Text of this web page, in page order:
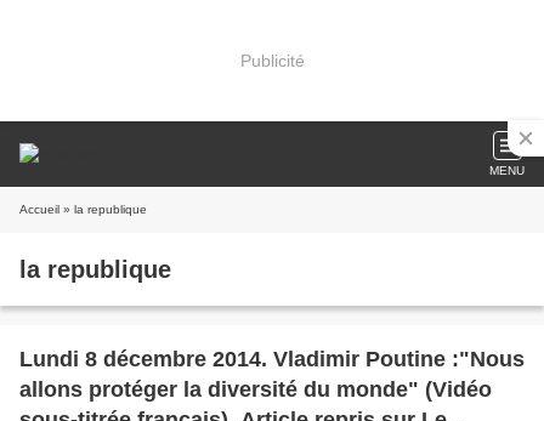
Publicité
MENU
Accueil » la republique
la republique
Lundi 8 décembre 2014. Vladimir Poutine :"Nous
allons protéger la diversité du monde" (Vidéo